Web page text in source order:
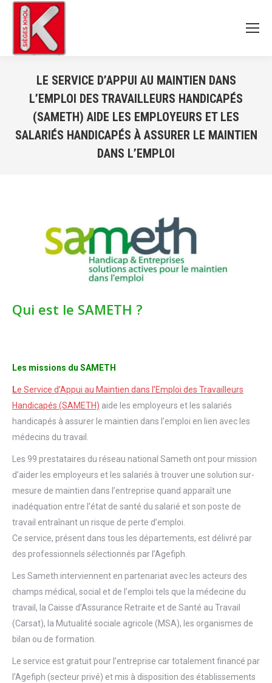
LE SERVICE D’APPUI AU MAINTIEN DANS
L’EMPLOI DES TRAVAILLEURS HANDICAPÉS
(SAMETH) AIDE LES EMPLOYEURS ET LES
SALARIÉS HANDICAPÉS À ASSURER LE MAINTIEN
DANS L’EMPLOI
Qui est le SAMETH ?
Les missions du SAMETH
Le Service d’Appui au Maintien dans l’Emploi des Travailleurs
Handicapés (SAMETH) aide les employeurs et les salariés
handicapés à assurer le maintien dans l’emploi en lien avec les
médecins du travail.
Les 99 prestataires du réseau national Sameth ont pour mission
d’aider les employeurs et les salariés à trouver une solution sur-
mesure de maintien dans l’entreprise quand apparaît une
inadéquation entre l’état de santé du salarié et son poste de
travail entraînant un risque de perte d’emploi.
Ce service, présent dans tous les départements, est délivré par
des professionnels sélectionnés par l’Agefiph.
Les Sameth interviennent en partenariat avec les acteurs des
champs médical, social et de l’emploi tels que la médecine du
travail, la Caisse d’Assurance Retraite et de Santé au Travail
(Carsat), la Mutualité sociale agricole (MSA), les organismes de
bilan ou de formation.
Le service est gratuit pour l’entreprise car totalement financé par
l’Agefiph (secteur privé) et mis à disposition des établissements